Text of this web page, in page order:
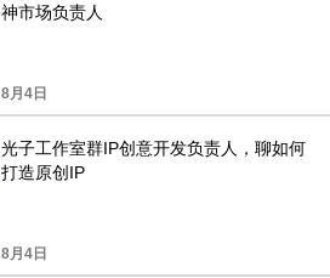
神市场负责人
8月4日
光子工作室群IP创意开发负责人，聊如何
打造原创IP
8月4日